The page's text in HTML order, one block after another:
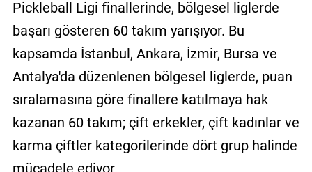
Pickleball Ligi finallerinde, bölgesel liglerde
başarı gösteren 60 takım yarışıyor. Bu
kapsamda İstanbul, Ankara, İzmir, Bursa ve
Antalya'da düzenlenen bölgesel liglerde, puan
sıralamasına göre finallere katılmaya hak
kazanan 60 takım; çift erkekler, çift kadınlar ve
karma çiftler kategorilerinde dört grup halinde
mücadele ediyor.